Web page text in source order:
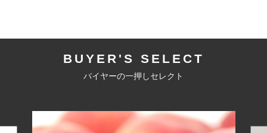
BUYER'S SELECT
バイヤーの一押しセレクト